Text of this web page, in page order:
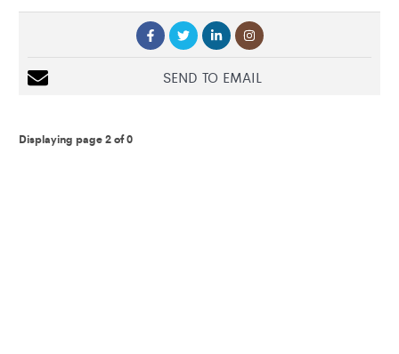
SEND TO EMAIL
Displaying page 2 of 0